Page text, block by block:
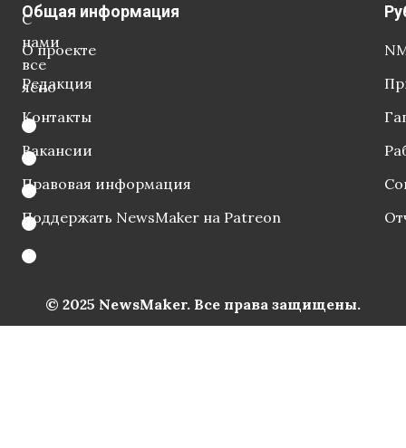
С
нами
все
ясно
Общая информация
О проекте
Редакция
Контакты
Вакансии
Правовая информация
Поддержать NewsMaker на Patreon
© 2025 NewsMaker. Все права защищены.